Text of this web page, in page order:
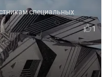
специальных
1